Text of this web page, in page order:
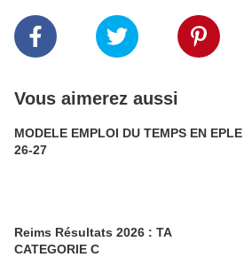
Vous aimerez aussi
MODELE EMPLOI DU TEMPS EN EPLE
26-27
Reims Résultats 2026 : TA
CATEGORIE C